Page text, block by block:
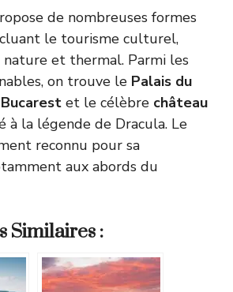
de nombreuses formes
le tourisme culturel,
et thermal. Parmi les
on trouve le Palais du
et le célèbre château
à la légende de Dracula. Le
reconnu pour sa
aux abords du
Similaires :